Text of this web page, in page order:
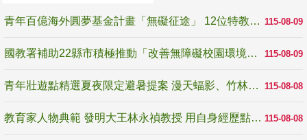
115-08-09
青年百億海外圓夢基金計畫「無礙征途」 12位特教與弱勢青年勇闖西班牙 跨越感官限制見證生命蛻變
115-08-09
國教署補助22縣市積極推動「改善無障礙校園環境計畫」 打造友善、安全、無礙學習空間
115-08-08
青年壯遊點精選夏夜限定避暑提案 漫天蝠影、竹林尋蛙、茶香夜觀 邀青年暮色出發
115-08-08
教育家人物典範 發明大王林永禎教授 用自身經歷點亮學生的路